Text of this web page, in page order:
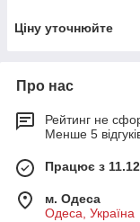
Ціну уточнюйте
Про нас
Рейтинг не
Менше 5
Працює з
м. Одеса
Одеса, Україна